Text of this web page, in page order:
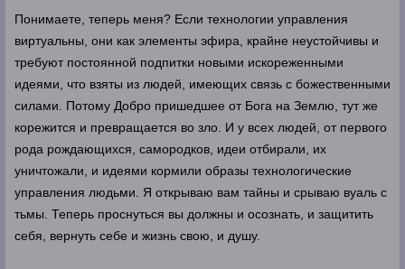
Понимаете, теперь меня? Если технологии управления
виртуальны, они как элементы эфира, крайне неустойчивы и
требуют постоянной подпитки новыми искореженными
идеями, что взяты из людей, имеющих связь с божественными
силами. Потому Добро пришедшее от Бога на Землю, тут же
корежится и превращается во зло. И у всех людей, от первого
рода рождающихся, самородков, идеи отбирали, их
уничтожали, и идеями кормили образы технологические
управления людьми. Я открываю вам тайны и срываю вуаль с
тьмы. Теперь проснуться вы должны и осознать, и защитить
себя, вернуть себе и жизнь свою, и душу.